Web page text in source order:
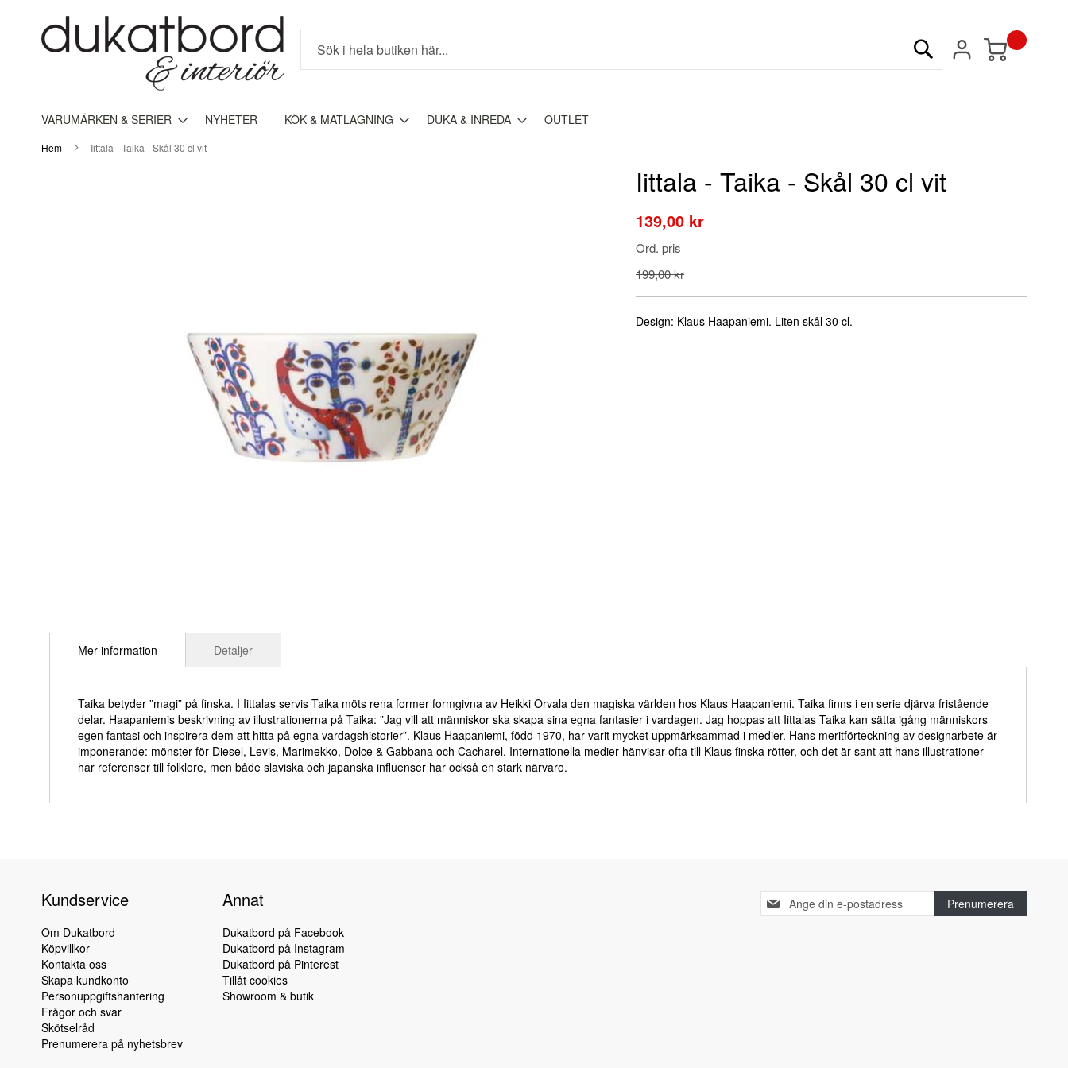
Min kundvagn
Sök
VARUMÄRKEN & SERIER NYHETER KÖK & MATLAGNING DUKA & INREDA OUTLET
Hem Iittala - Taika - Skål 30 cl vit
Iittala - Taika - Skål 30 cl vit
Special
Price
139,00 kr
Ord. pris
199,00 kr
Design: Klaus Haapaniemi. Liten skål 30 cl.
till
börjanMer information
Taika betyder ”magi” på finska. I Iittalas servis Taika möts rena former formgivna av Heikki Orvala den magiska världen hos Klaus Haapaniemi. Taika finns i en serie djärva fristående
delar. Haapaniemis beskrivning av illustrationerna på Taika: ”Jag vill att människor ska skapa sina egna fantasier i vardagen. Jag hoppas att Iittalas Taika kan sätta igång människors
egen fantasi och inspirera dem att hitta på egna vardagshistorier”. Klaus Haapaniemi, född 1970, har varit mycket uppmärksammad i medier. Hans meritförteckning av designarbete är
imponerande: mönster för Diesel, Levis, Marimekko, Dolce & Gabbana och Cacharel. Internationella medier hänvisar ofta till Klaus finska rötter, och det är sant att hans illustrationer
har referenser till folklore, men både slaviska och japanska influenser har också en stark närvaro.
Detaljer
Kundservice
Om Dukatbord
Köpvillkor
Kontakta oss
Skapa kundkonto
Personuppgiftshantering
Frågor och svar
Skötselråd
Prenumerera på nyhetsbrev
Annat
Dukatbord på Facebook
Dukatbord på Instagram
Dukatbord på Pinterest
Tillåt cookies
Showroom & butik
Sign
Up
Prenumerera